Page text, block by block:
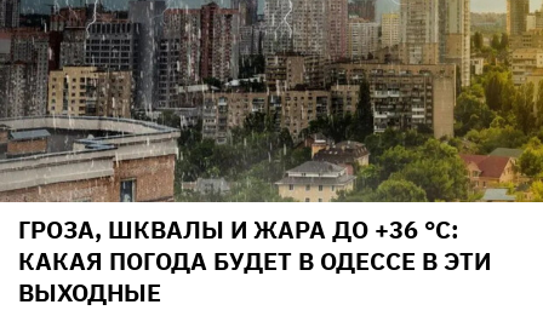
ГРОЗА, ШКВАЛЫ И ЖАРА ДО +36 °С:
КАКАЯ ПОГОДА БУДЕТ В ОДЕССЕ В ЭТИ
ВЫХОДНЫЕ